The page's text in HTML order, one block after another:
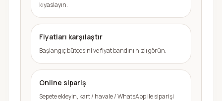
kıyaslayın.
Fiyatları karşılaştır
Başlangıç bütçesini ve fiyat bandını hızlı görün.
Online sipariş
Sepete ekleyin, kart / havale / WhatsApp ile siparişi